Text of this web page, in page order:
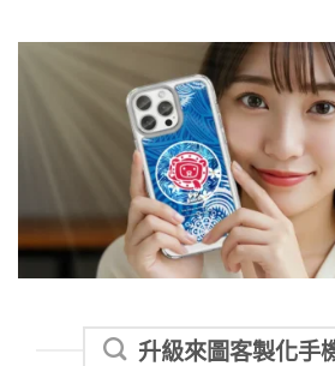
升級來圖客製化手